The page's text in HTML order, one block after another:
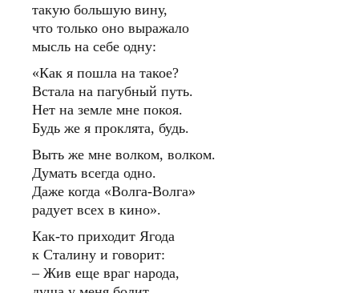
такую большую вину,
что только оно выражало
мысль на себе одну:
«Как я пошла на такое?
Встала на пагубный путь.
Нет на земле мне покоя.
Будь же я проклята, будь.
Выть же мне волком, волком.
Думать всегда одно.
Даже когда «Волга-Волга»
радует всех в кино».
Как-то приходит Ягода
к Сталину и говорит:
– Жив еще враг народа,